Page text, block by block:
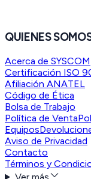
QUIENES
Acerca de SYSCOM
Certificación ISO
Afiliación ANATEL
Código de Ética
Bolsa de Trabajo
Política de Venta
Equipos
Aviso de Privacidad
Contacto
Términos y